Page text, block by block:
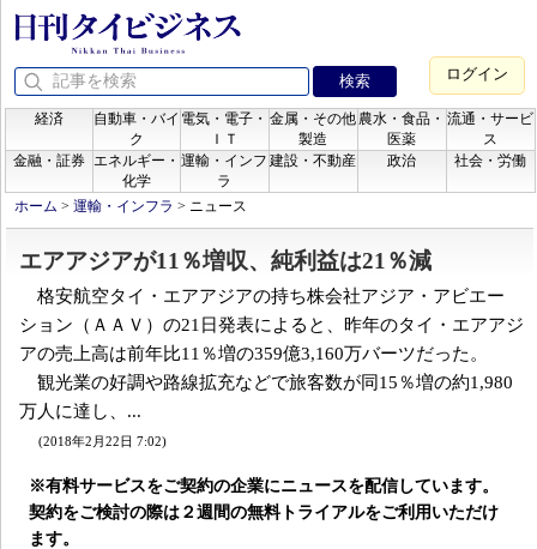
ログイン
経済
自動車・バイ
ク
電気・電子・
ＩＴ
金属・その他
製造
農水・食品・
医薬
流通・サービ
ス
金融・証券
エネルギー・
化学
運輸・インフ
ラ
建設・不動産 政治 社会・労働
ホーム > 運輸・インフラ > ニュース
エアアジアが11％増収、純利益は21％減
格安航空タイ・エアアジアの持ち株会社アジア・アビエー
ション（ＡＡＶ）の21日発表によると、昨年のタイ・エアアジ
アの売上高は前年比11％増の359億3,160万バーツだった。
観光業の好調や路線拡充などで旅客数が同15％増の約1,980
万人に達し、...
(2018年2月22日 7:02)
※有料サービスをご契約の企業にニュースを配信しています。
契約をご検討の際は２週間の無料トライアルをご利用いただけ
ます。